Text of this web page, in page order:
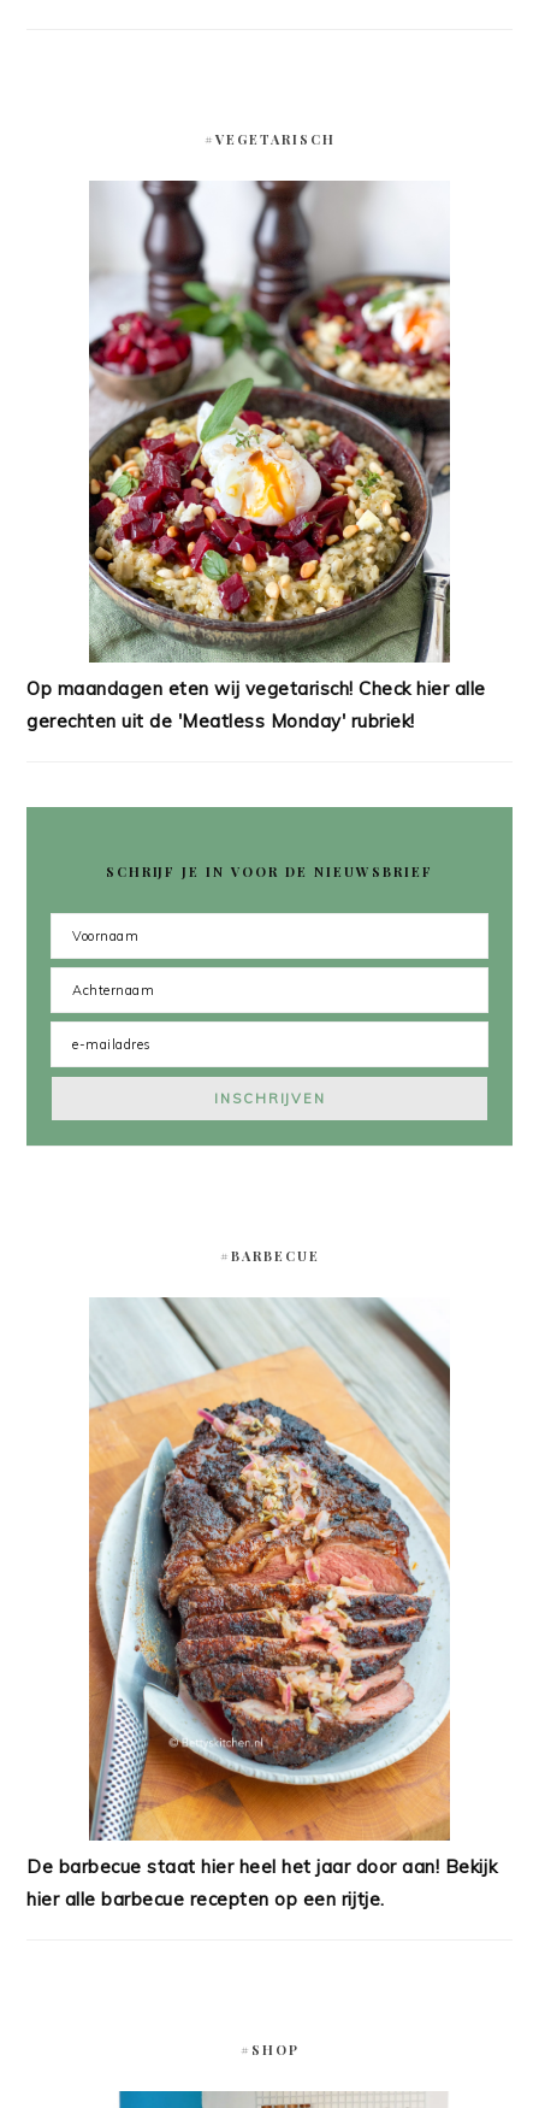
#VEGETARISCH
Op maandagen eten wij vegetarisch! Check hier alle
gerechten uit de 'Meatless Monday' rubriek!
SCHRIJF JE IN VOOR DE NIEUWSBRIEF
#BARBECUE
De barbecue staat hier heel het jaar door aan! Bekijk
hier alle barbecue recepten op een rijtje.
#SHOP